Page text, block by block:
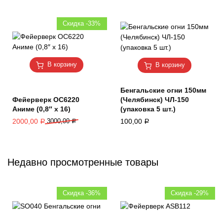
В корзину
Скидка -33%
Фейерверк ОС6220
Аниме (0,8″ х 16)
3000,00Р
2000,00 Р
В корзину
Бенгальские огни 150мм
(Челябинск) ЧЛ-150
(упаковка 5 шт.)
100,00 Р
Недавно просмотренные товары
Скидка -36% Скидка -29%